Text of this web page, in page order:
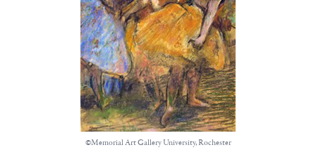
©Memorial Art Gallery University, Rochester